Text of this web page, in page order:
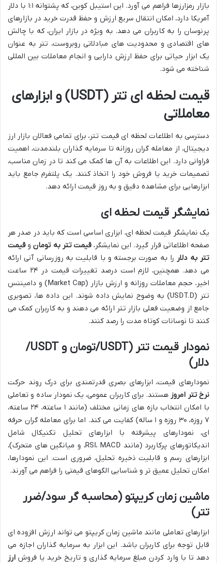
بازار رمزارزها فراهم می آورد. این استیبل کوین، که پشتوانه ۱:۱ با دلار
آمریکا دارد، امکان انتقال سریع ارزش و حفظ قدرت خرید در بازارهای
پرنوسان را به کاربران می دهد. به ویژه در بازار ایران، که با چالش
های اقتصادی و محدودیت های مبادلاتی روبروست، تتر به عنوان
یک ابزار حیاتی برای حفظ ارزش دارایی و انجام معاملات بین المللی
شناخته می شود.
قیمت لحظه ای تتر (USDT) و ابزارهای
معاملاتی
دسترسی به اطلاعات لحظه ای قیمت تتر، برای تمامی فعالان بازار ارز
دیجیتال، از معامله گران روزانه تا سرمایه گذاران بلندمدت، اهمیت
فراوانی دارد. این اطلاعات به آن ها کمک می کند تا در زمان مناسب،
تصمیمات خرید یا فروش خود را اتخاذ کنند. یک پلتفرم جامع باید
ابزارهایی برای مشاهده دقیق و به روز قیمت ارائه دهد.
نمایشگر قیمت لحظه ای
یک نمایشگر قیمت لحظه ای، ابزاری اساسی است که باید در صدر هر
صفحه اطلاعاتی قرار گیرد. این نمایشگر،قیمت تتر به تومانو قیمت
تتر به دلار را به صورت برجسته و با قابلیت به روزرسانی آنی ارائه
می دهد. همچنین، لازم است درصد تغییرات قیمت در ۲۴ ساعت
اخیر، حجم معاملات روزانه و ارزش بازار (Market Cap) و دامیننس
تتر (USDT.D) به وضوح نمایش داده شوند. این داده ها، تصویری
جامع از وضعیت فعلی بازار تتر ارائه می دهند و به کاربران کمک می
کنند تا نوسانات کوتاه مدت را رصد کنند.
نمودار قیمت تتر (USDT/تومان و USDT/
دلار)
نمودارهای قیمت، ابزارهای بصری قدرتمندی برای درک روند حرکت
نرخ تتر امروز هستند. برای کاربران عمومی، یک نمودار ساده و تعاملی
با امکان انتخاب بازه های زمانی مختلف (مانند ۱ ساعته، ۲۴ ساعته،
۷ روزه، ۳۰ روزه و ۱ ساله) کفایت می کند. اما برای معامله گران حرفه
ای، نمودارهای پیشرفته با ابزارهای تحلیل تکنیکال شامل
اندیکاتورهای پرکاربرد (مانند RSI، MACD، و میانگین های متحرک)،
ابزارهای رسم و قابلیت ذخیره تحلیل، ضروری است. این نمودارها،
امکان تحلیل عمیق تر و شناسایی الگوهای قیمتی را فراهم می آورند.
ماشین زمان کریپتو (محاسبه گر سود/ضرر
تتر)
ابزارهای تعاملی مانند ماشین زمان کریپتو می تواند ارزش افزوده ای
قابل توجه برای کاربران باشد. این ابزار به سرمایه گذاران اجازه می
دهد تا با وارد کردن مبلغ سرمایه گذاری و تاریخ خرید یا فروش ارز